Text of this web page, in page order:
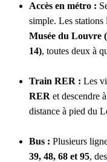
Accès en métro :
simple. Les stations
Musée du Louvre
14), toutes deux à
Train RER : Les
RER et descendre à
distance à pied du
Bus : Plusieurs
39, 48, 68 et 95,